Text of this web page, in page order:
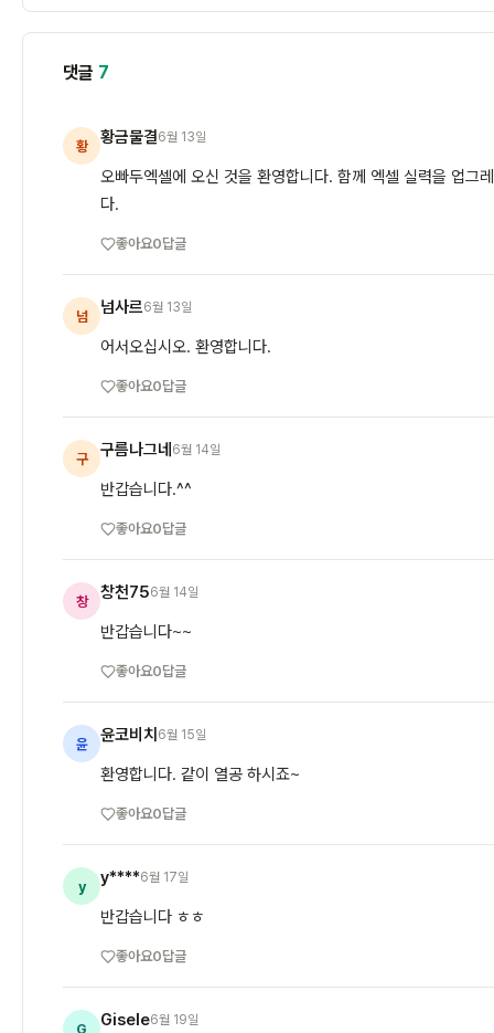
댓글 7
황 황금물결6월 13일
오빠두엑셀에 오신 것을 환영합니다. 함께 엑셀 실력을 업그
다.
좋아요0답글
넘 넘사르6월 13일
어서오십시오. 환영합니다.
좋아요0답글
구 구름나그네 6월 14일
반갑습니다.^^
좋아요0답글
창 창천756월 14일
반갑습니다~~
좋아요0답글
윤 윤코비치 6월 15일
환영합니다. 같이 열공 하시죠~
좋아요0답글
y y****6월 17일
반갑습니다 ㅎㅎ
좋아요0답글
G Gisele6월 19일